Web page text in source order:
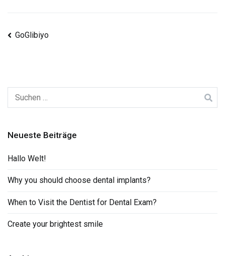
Beitragsnavigation
GoGlibiyo
Suchen
nach:
Neueste Beiträge
Hallo Welt!
Why you should choose dental implants?
When to Visit the Dentist for Dental Exam?
Create your brightest smile